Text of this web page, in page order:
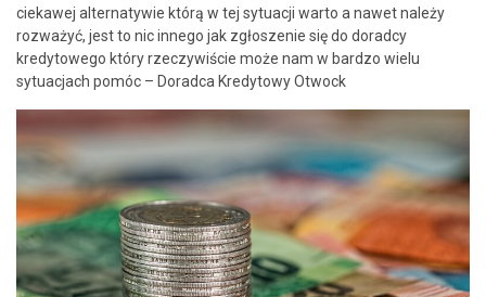
ciekawej alternatywie którą w tej sytuacji warto a nawet należy
rozważyć, jest to nic innego jak zgłoszenie się do doradcy
kredytowego który rzeczywiście może nam w bardzo wielu
sytuacjach pomóc – Doradca Kredytowy Otwock